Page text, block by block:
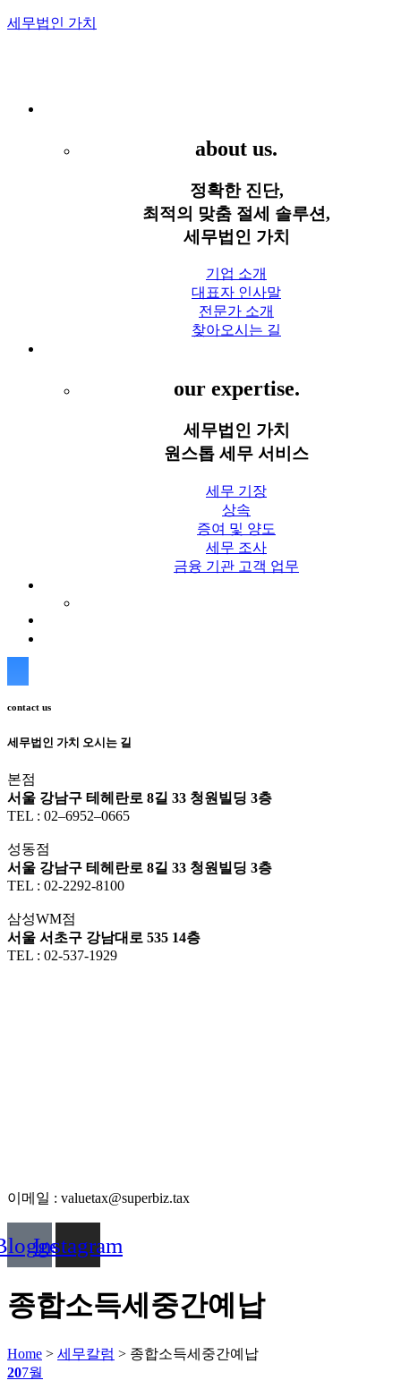
세무법인 가치
about us.
정확한 진단,
최적의 맞춤 절세 솔루션,
세무법인 가치
기업 소개
대표자 인사말
전문가 소개
찾아오시는 길
our expertise.
세무법인 가치
원스톱 세무 서비스
세무 기장
상속
증여 및 양도
세무 조사
금융 기관 고객 업무
contact us
세무법인 가치 오시는 길
본점
서울 강남구 테헤란로 8길 33 청원빌딩 3층
TEL : 02–6952–0665
성동점
서울 강남구 테헤란로 8길 33 청원빌딩 3층
TEL : 02-2292-8100
삼성WM점
서울 서초구 강남대로 535 14층
TEL : 02-537-1929
이메일 : valuetax@superbiz.tax
Instagram
종합소득세중간예납
Home > 세무칼럼 > 종합소득세중간예납
207월